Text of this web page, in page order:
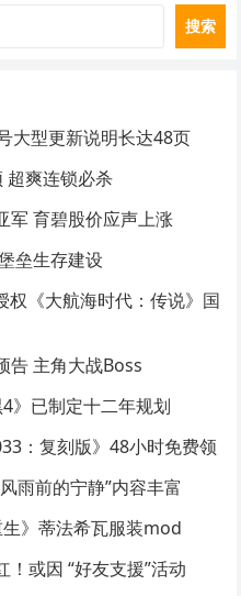
搜索
大型更新说明长达48页
超爽连锁必杀
军 育碧股价应声上涨
垒生存建设
权《大航海时代：传说》国
告 主角大战Boss
》已制定十二年规划
：复刻版》48小时免费领
雨前的宁静”内容丰富
》蒂法希瓦服装mod
！或因 “好友支援”活动